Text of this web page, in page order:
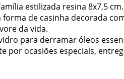
estilizada resina 8x7,5
de casinha decorada
da vida.
para derramar óleos
por ocasiões especiais,